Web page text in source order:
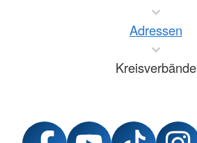
Adressen
Kreisverbände